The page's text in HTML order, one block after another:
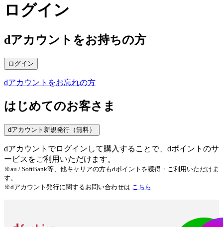
ログイン
dアカウントをお持ちの方
ログイン
dアカウントをお忘れの方
はじめてのお客さま
dアカウント新規発行（無料）
dアカウントでログインして購入することで、dポイントのサ
ービスをご利用いただけます。
※au / SoftBank等、他キャリアの方もdポイントを獲得・ご利用いただけま
す。
※dアカウント発行に関するお問い合わせは こちら